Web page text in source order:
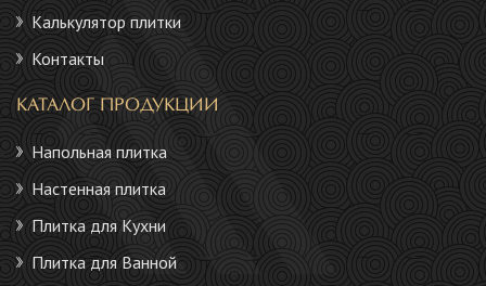
Калькулятор плитки
Контакты
КАТАЛОГ ПРОДУКЦИИ
Напольная плитка
Настенная плитка
Плитка для Кухни
Плитка для Ванной